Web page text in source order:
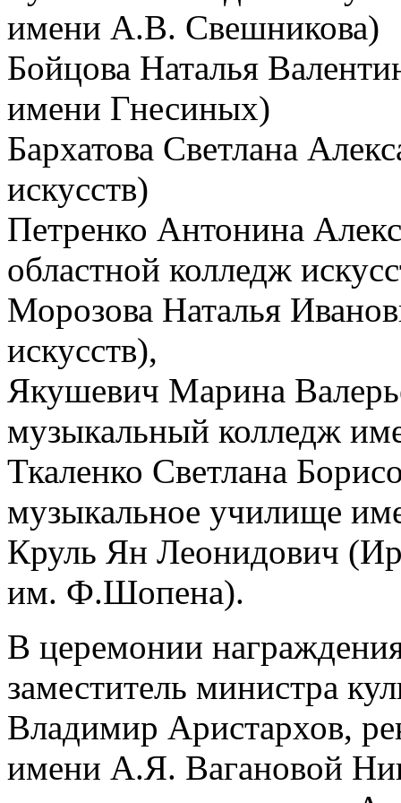
имени А.В. Свешникова)
Бойцова Наталья
имени Гнесиных)
Бархатова Светлана
искусств)
Петренко Антонина
областной колледж
Морозова Наталья
искусств),
Якушевич Марина
музыкальный колледж
Ткаленко Светлана
музыкальное училище
Круль Ян Леонидович
им. Ф.Шопена).
В церемонии
заместитель министра
Владимир Аристархов,
имени А.Я. Вагановой